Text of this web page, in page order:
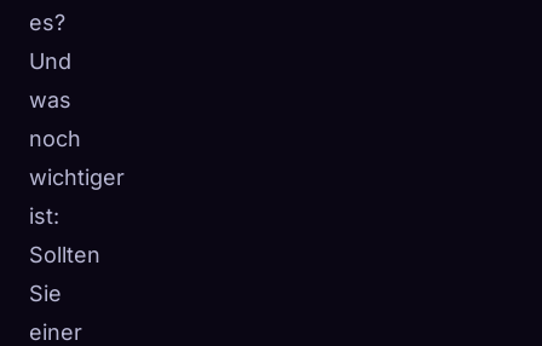
es?
Und
was
noch
wichtiger
ist:
Sollten
Sie
einer